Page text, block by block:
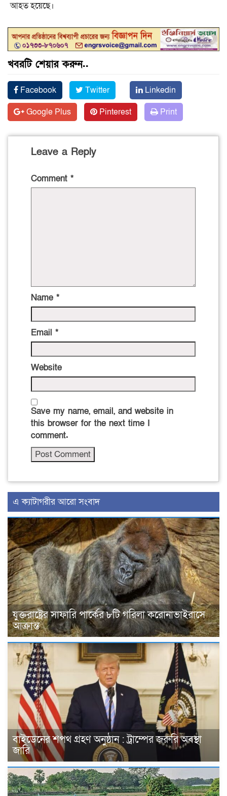
আহত হয়েছে।
খবরটি শেয়ার করুন..
Facebook Twitter
Linkedin
Google Plus
Pinterest Print
Leave a Reply
Comment *
Name *
Email *
Website
Save my name, email, and website in
this browser for the next time I
comment.
এ ক্যাটাগরীর আরো সংবাদ
যুক্তরাষ্ট্রের সাফারি পার্কের ৮টি গরিলা করোনাভাইরাসে
আক্রান্ত
বাইডেনের শপথ গ্রহণ অনুষ্ঠান : ট্রাম্পের জরুরি অবস্থা
জারি